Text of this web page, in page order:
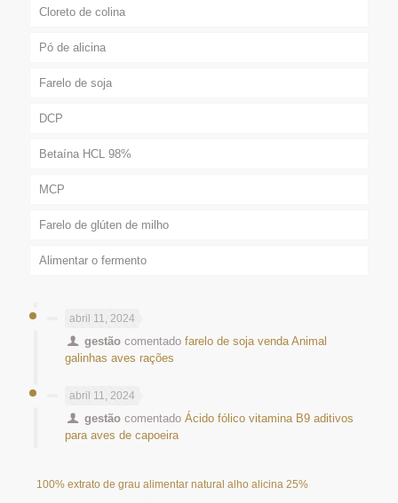
Cloreto de colina
Pó de alicina
Farelo de soja
DCP
Betaína HCL 98%
MCP
Farelo de glúten de milho
Alimentar o fermento
abril 11, 2024
gestão comentadofarelo de soja venda Animal
galinhas aves rações
abril 11, 2024
gestão comentadoÁcido fólico vitamina B9 aditivos
para aves de capoeira
100% extrato de grau alimentar natural alho alicina 25%